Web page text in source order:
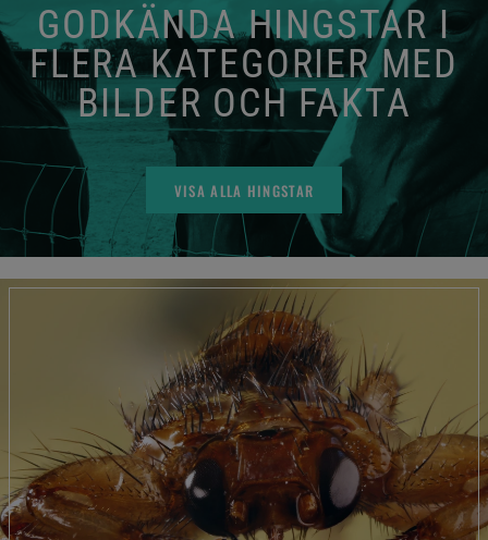
GODKÄNDA HINGSTAR I
FLERA KATEGORIER MED
BILDER OCH FAKTA
VISA ALLA HINGSTAR